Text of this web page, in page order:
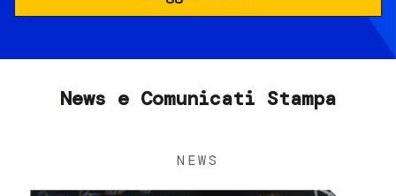
News e Comunicati Stampa
NEWS